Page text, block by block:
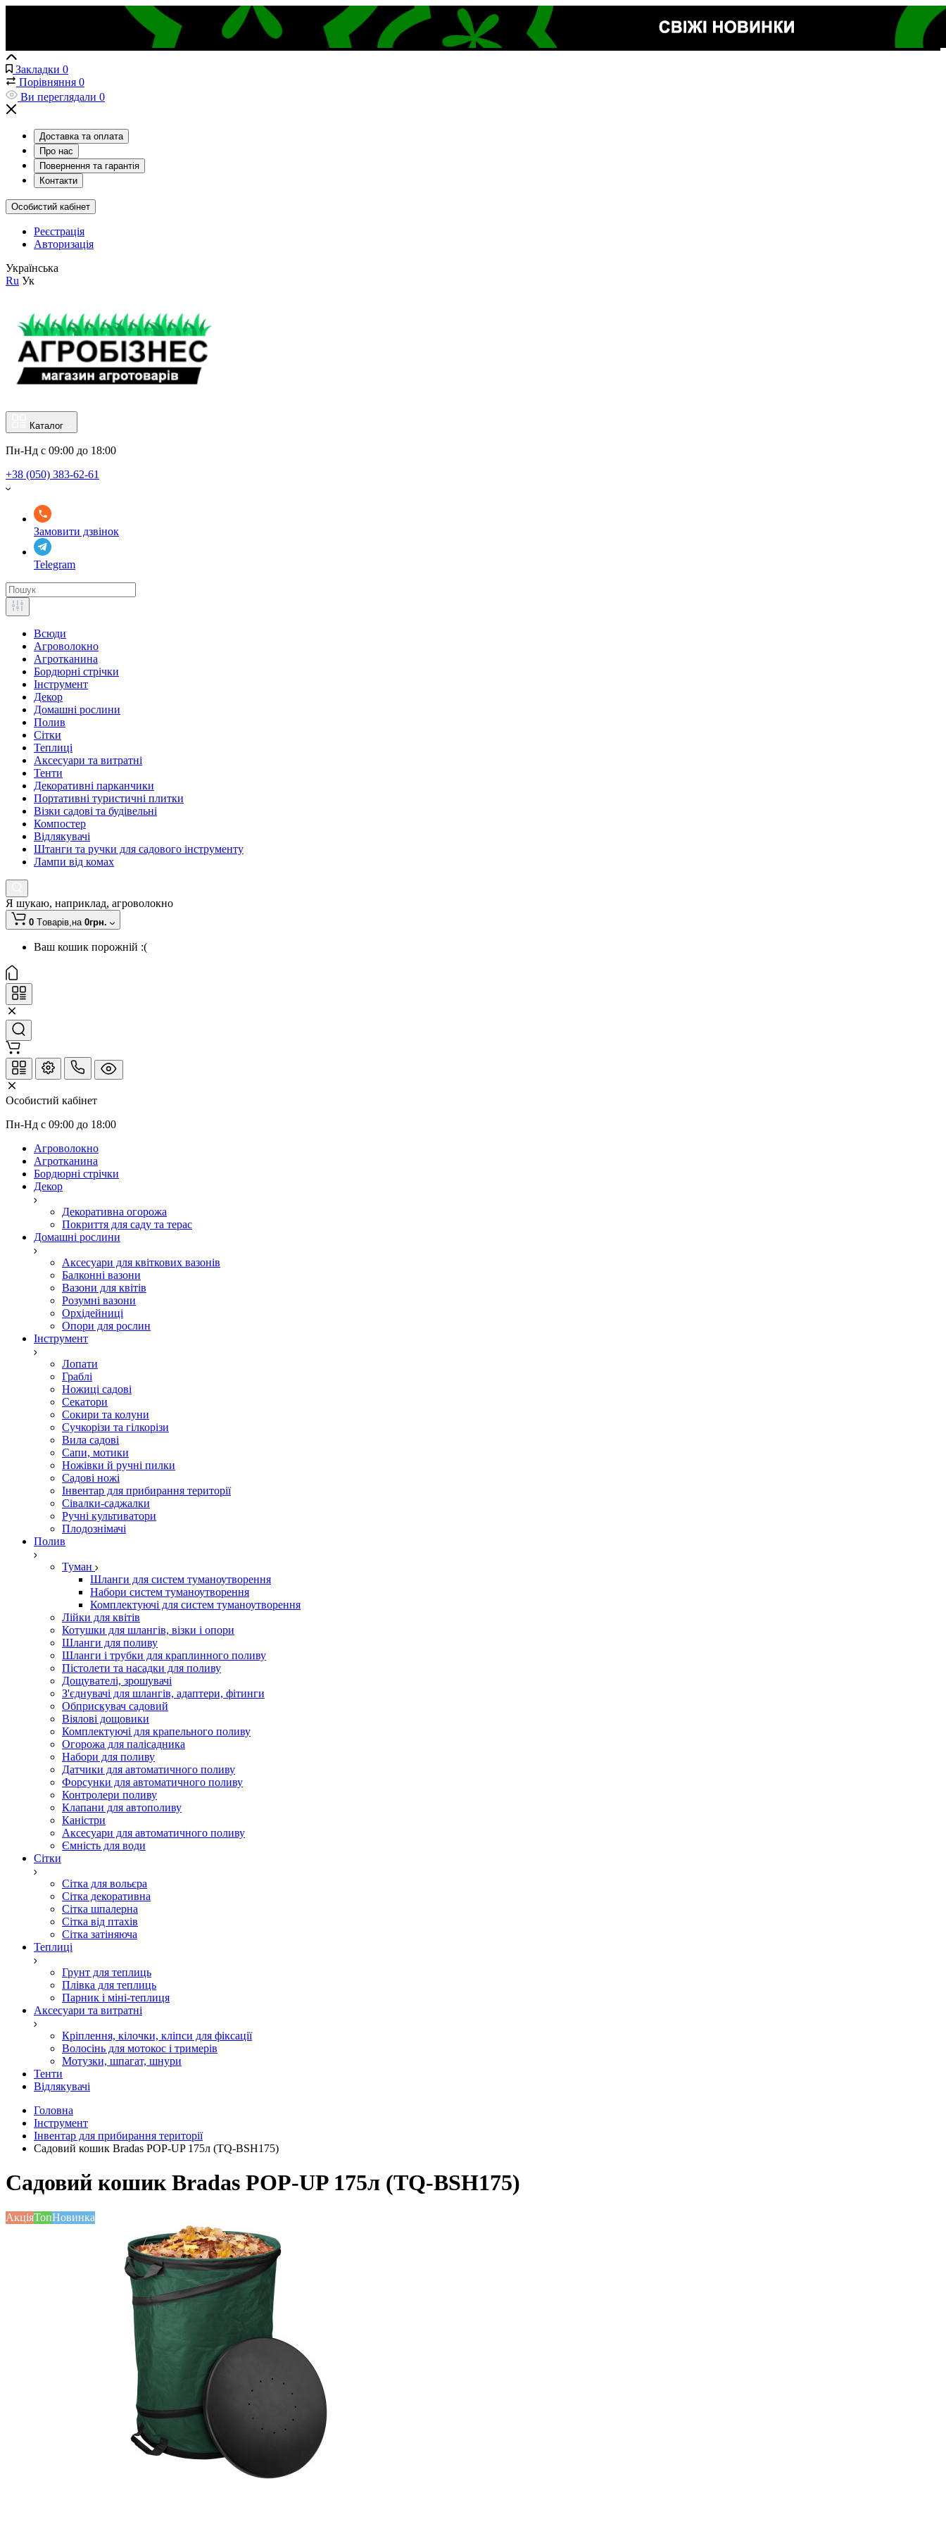
Закладки 0
Порівняння 0
Ви переглядали 0
Доставка та оплата
Про нас
Повернення та гарантія
Контакти
Особистий кабінет
Реєстрація
Авторизація
Українська
Ru Ук
Каталог
Пн-Нд с 09:00 до 18:00
+38 (050) 383-62-61
Замовити дзвінок
Telegram
Всюди
Агроволокно
Агротканина
Бордюрні стрічки
Інструмент
Декор
Домашні рослини
Полив
Сітки
Теплиці
Аксесуари та витратні
Тенти
Декоративні парканчики
Портативні туристичні плитки
Візки садові та будівельні
Компостер
Відлякувачі
Штанги та ручки для садового інструменту
Лампи від комах
Я шукаю, наприклад, агроволокно
0 Tоварів,на 0грн.
Ваш кошик порожній :(
Особистий кабінет
Пн-Нд с 09:00 до 18:00
Агроволокно
Агротканина
Бордюрні стрічки
Декор
Декоративна огорожа
Покриття для саду та терас
Домашні рослини
Аксесуари для квіткових вазонів
Балконні вазони
Вазони для квітів
Розумні вазони
Орхідейниці
Опори для рослин
Інструмент
Лопати
Граблі
Ножиці садові
Секатори
Сокири та колуни
Сучкорізи та гілкорізи
Вила садові
Сапи, мотики
Ножівки й ручні пилки
Садові ножі
Інвентар для прибирання території
Сівалки-саджалки
Ручні культиватори
Плодознімачі
Полив
Туман
Шланги для систем туманоутворення
Набори систем туманоутворення
Комплектуючі для систем туманоутворення
Лійки для квітів
Котушки для шлангів, візки і опори
Шланги для поливу
Шланги і трубки для краплинного поливу
Пістолети та насадки для поливу
Дощувателі, зрошувачі
З'єднувачі для шлангів, адаптери, фітинги
Обприскувач садовий
Віялові дощовики
Комплектуючі для крапельного поливу
Огорожа для палісадника
Набори для поливу
Датчики для автоматичного поливу
Форсунки для автоматичного поливу
Контролери поливу
Клапани для автополиву
Каністри
Аксесуари для автоматичного поливу
Ємність для води
Сітки
Сітка для вольєра
Сітка декоративна
Сітка шпалерна
Сітка від птахів
Сітка затіняюча
Теплиці
Грунт для теплиць
Плівка для теплиць
Парник і міні-теплиця
Аксесуари та витратні
Кріплення, кілочки, кліпси для фіксації
Волосінь для мотокос і тримерів
Мотузки, шпагат, шнури
Тенти
Відлякувачі
Головна
Інструмент
Інвентар для прибирання території
Садовий кошик Bradas POP-UP 175л (TQ-BSH175)
Садовий кошик Bradas POP-UP 175л (TQ-BSH175)
АкціяТопНовинка